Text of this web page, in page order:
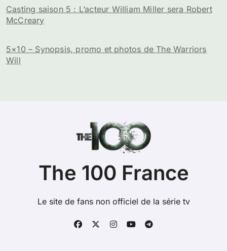
Casting saison 5 : L’acteur William Miller sera Robert
McCreary
5×10 – Synopsis, promo et photos de The Warriors
Will
The 100 France
Le site de fans non officiel de la série tv